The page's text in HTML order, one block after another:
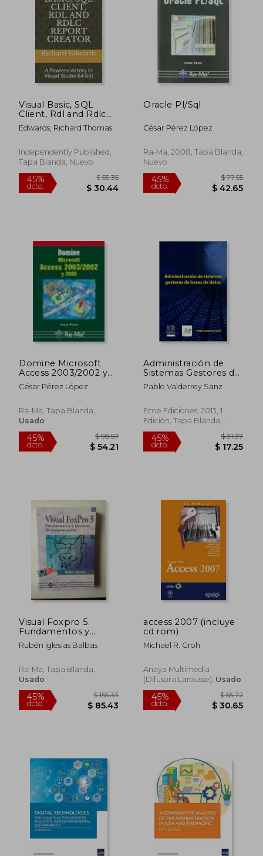
40% 40%
Visual Basic, SQL
Client, Rdl and Rdlc
Report Creator: A
flawless victory in
(en Inglés)
Edwards, Richard Thomas
Independently Published,
Tapa Blanda, Nuevo
Oracle Pl/Sql
César Pérez López
Ra-Ma, 2008, Tapa Blanda,
Nuevo
Domine Microsoft
Access 2003/2002 y
2000.
César Pérez López
Ra-Ma, Tapa Blanda,
Usado
45%
dcto.
$ 98.57
$ 54.21
Administración de
Sistemas Gestores de
Bases de Datos
Pablo Valderrey Sanz
Ecoe Ediciones, 2013, 1
Edición, Tapa Blanda,
Nuevo
45%
dcto.
Visual Foxpro 5.
Fundamentos y
Técnicas de
Programación
Rubén Iglesias Balbas
Ra-Ma, Tapa Blanda,
Usado
access 2007 (incluye
cd rom)
Michael R. Groh
Anaya Multimedia
(difusora Larousse), Usado